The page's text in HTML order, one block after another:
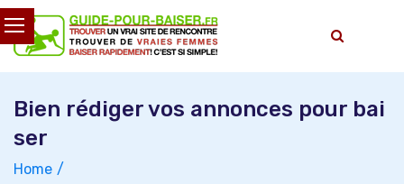
Skip
to
content
Bien rédiger vos annonces pour bai
ser
Home